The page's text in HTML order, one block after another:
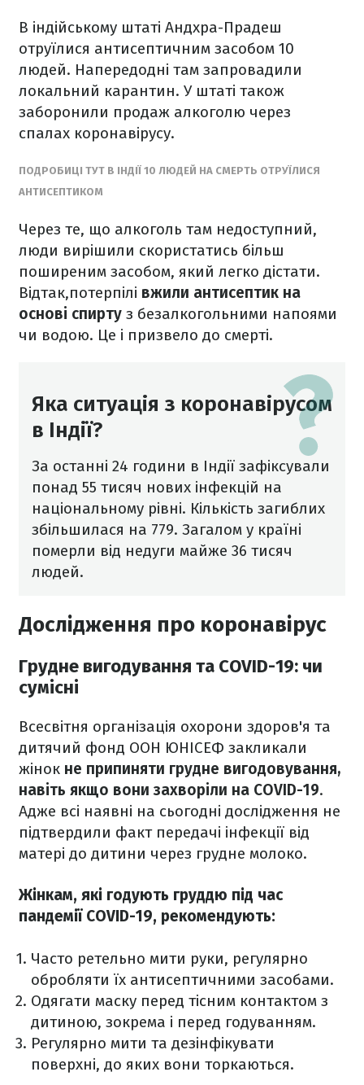
В індійському штаті Андхра-Прадеш
отруїлися антисептичним засобом 10
людей. Напередодні там запровадили
локальний карантин. У штаті також
заборонили продаж алкоголю через
спалах коронавірусу.
ПОДРОБИЦІ ТУТ В ІНДІЇ 10 ЛЮДЕЙ НА СМЕРТЬ ОТРУЇЛИСЯ
АНТИСЕПТИКОМ
Через те, що алкоголь там недоступний,
люди вирішили скористатись більш
поширеним засобом, який легко дістати.
Відтак,потерпілі вжили антисептик на
основі спирту з безалкогольними напоями
чи водою. Це і призвело до смерті.
Яка ситуація з коронавірусом
в Індії?
За останні 24 години в Індії зафіксували
понад 55 тисяч нових інфекцій на
національному рівні. Кількість загиблих
збільшилася на 779. Загалом у країні
померли від недуги майже 36 тисяч
людей.
Дослідження про коронавірус
Грудне вигодування та COVID-19: чи
сумісні
Всесвітня організація охорони здоров'я та
дитячий фонд ООН ЮНІСЕФ закликали
жінок не припиняти грудне вигодовування,
навіть якщо вони захворіли на COVID-19.
Адже всі наявні на сьогодні дослідження не
підтвердили факт передачі інфекції від
матері до дитини через грудне молоко.
Жінкам, які годують груддю під час
пандемії COVID-19, рекомендують:
Часто ретельно мити руки, регулярно
обробляти їх антисептичними засобами.
Одягати маску перед тісним контактом з
дитиною, зокрема і перед годуванням.
Регулярно мити та дезінфікувати
поверхні, до яких вони торкаються.